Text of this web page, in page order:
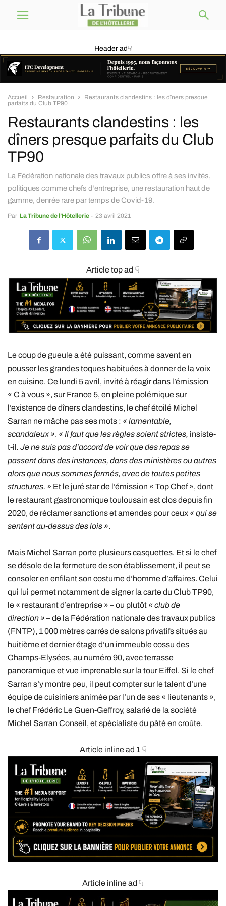
Header ad☟
Accueil Restauration
Restaurants clandestins : les dîners presque
parfaits du Club TP90
Restaurants clandestins : les
dîners presque parfaits du Club
TP90
La Fédération nationale des travaux publics offre à ses invités,
politiques comme chefs d’entreprise, une restauration haut de
gamme, denrée rare par temps de Covid-19.
Par La Tribune de l’Hôtellerie - 23 avril 2021
Article top ad ☟
Le coup de gueule a été puissant, comme savent en
pousser les grandes toques habituées à donner de la voix
en cuisine. Ce lundi 5 avril, invité à réagir dans l’émission
« C à vous », sur France 5, en pleine polémique sur
l’existence de dîners clandestins, le chef étoilé Michel
Sarran ne mâche pas ses mots : « lamentable,
scandaleux ». « Il faut que les règles soient strictes, insiste-
t-il. Je ne suis pas d’accord de voir que des repas se
passent dans des instances, dans des ministères ou autres
alors que nous sommes fermés, avec de toutes petites
structures. » Et le juré star de l’émission « Top Chef », dont
le restaurant gastronomique toulousain est clos depuis fin
2020, de réclamer sanctions et amendes pour ceux « qui se
sentent au-dessus des lois ».
Mais Michel Sarran porte plusieurs casquettes. Et si le chef
se désole de la fermeture de son établissement, il peut se
consoler en enfilant son costume d’homme d’affaires. Celui
qui lui permet notamment de signer la carte du Club TP90,
le « restaurant d’entreprise » – ou plutôt « club de
direction » – de la Fédération nationale des travaux publics
(FNTP), 1 000 mètres carrés de salons privatifs situés au
huitième et dernier étage d’un immeuble cossu des
Champs-Elysées, au numéro 90, avec terrasse
panoramique et vue imprenable sur la tour Eiffel. Si le chef
Sarran s’y montre peu, il peut compter sur le talent d’une
équipe de cuisiniers animée par l’un de ses « lieutenants »,
le chef Frédéric Le Guen-Geffroy, salarié de la société
Michel Sarran Conseil, et spécialiste du pâté en croûte.
Article inline ad 1 ☟
Article inline ad ☟